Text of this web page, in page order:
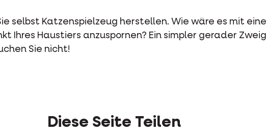
selbst Katzenspielzeug herstellen. Wie wäre es mit
Ihres Haustiers anzuspornen? Ein simpler gerader
Sie nicht!
Diese Seite Teilen